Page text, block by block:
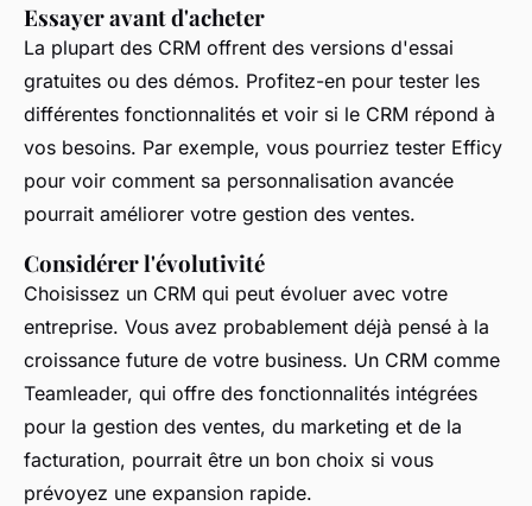
Essayer avant d'acheter
La plupart des CRM offrent des versions d'essai
gratuites ou des démos. Profitez-en pour tester les
différentes fonctionnalités et voir si le CRM répond à
vos besoins. Par exemple, vous pourriez tester Efficy
pour voir comment sa personnalisation avancée
pourrait améliorer votre gestion des ventes.
Considérer l'évolutivité
Choisissez un CRM qui peut évoluer avec votre
entreprise. Vous avez probablement déjà pensé à la
croissance future de votre business. Un CRM comme
Teamleader, qui offre des fonctionnalités intégrées
pour la gestion des ventes, du marketing et de la
facturation, pourrait être un bon choix si vous
prévoyez une expansion rapide.